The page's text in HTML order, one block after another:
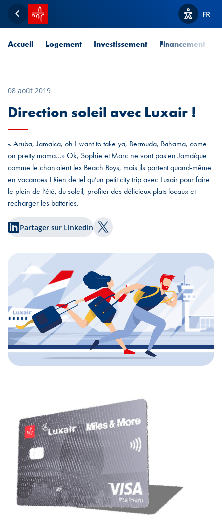
Retour
Accueil SPUERKEESS
Afficher
FR
Accueil Logement Investissement Financement
08 août 2019
Direction soleil avec Luxair !
« Aruba, Jamaica, oh I want to take ya, Bermuda, Bahama, come
on pretty mama…» Ok, Sophie et Marc ne vont pas en Jamaïque
comme le chantaient les Beach Boys, mais ils partent quand-même
en vacances ! Rien de tel qu’un petit city trip avec Luxair pour faire
le plein de l’été, du soleil, profiter des délicieux plats locaux et
recharger les batteries.
Partager sur Linkedin Partager sur Twitter